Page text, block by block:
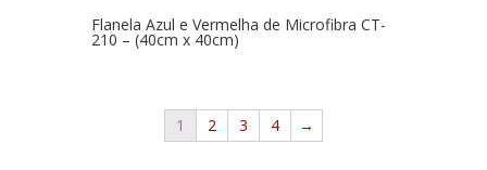
Flanela Azul e Vermelha de Microfibra CT-
210 – (40cm x 40cm)
1 2 3 4 →